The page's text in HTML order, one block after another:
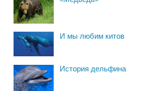
И мы любим китов
История дельфина